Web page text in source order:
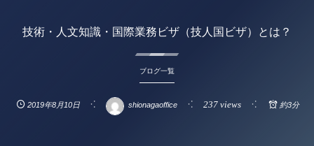
技術・人文知識・国際業務ビザ（技人国ビザ）とは？
ブログ一覧
2019年8月10日 shionagaoffice 237 views 約3分